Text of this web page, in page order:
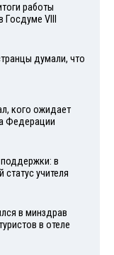
работы
VIII
думали, что
кого ожидает
Федерации
в
учителя
в минздрав
в отеле